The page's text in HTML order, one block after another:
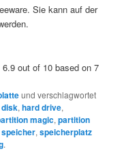
Sie kann auf der
6.9 out of 10 based on7
und verschlagwortet
,hard drive,
magic,partition
speicher,speicherplatz
.